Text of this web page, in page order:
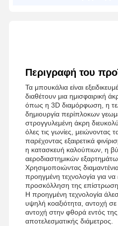
Περιγραφή του
Τα μπουκάλια είναι
διαθέτουν μια ημισφαιρική
όπως η 3D διαμόρφωση, η
δημιουργία περίπλοκων
στρογγυλεμένη άκρη
όλες τις γωνίες, μειώνοντας
παρέχοντας εξαιρετικά
η κατασκευή καλούπιων, η
αεροδιαστημικών
Χρησιμοποιώντας
προηγμένη τεχνολογία για να
προσκόλληση της
Η προηγμένη τεχνολογία
υψηλή κοαξιότητα, αντοχή
αντοχή στην φθορά εντός της
αποτελεσματικής διάμετρος.